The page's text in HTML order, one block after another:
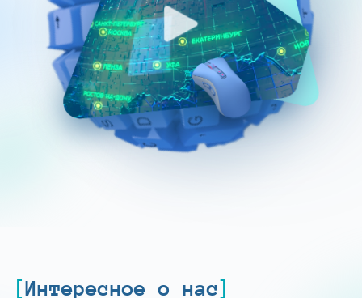
Интересное о нас